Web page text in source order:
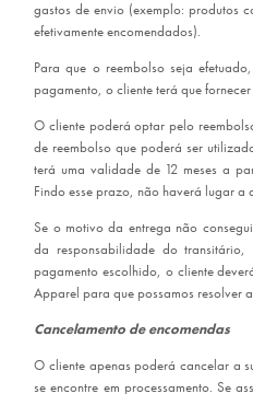
gastos de envio (exemplo: produtos
efetivamente encomendados).
Para que o reembolso seja
pagamento, o cliente terá que
O cliente poderá optar pelo
de reembolso que poderá ser
terá uma validade de 12 meses a
Findo esse prazo, não haverá lugar a
Se o motivo da entrega não
da responsabilidade do transitário,
pagamento escolhido, o cliente
Apparel para que possamos resolver
Cancelamento de encomendas
O cliente apenas poderá cancelar a
se encontre em processamento. Se